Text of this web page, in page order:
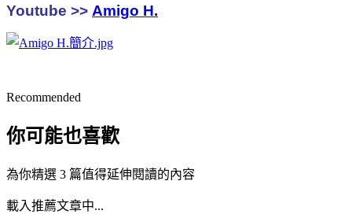
Youtube >> Amigo H.
Recommended
你可能也喜歡
為你精選 3 篇值得延伸閱讀的內容
載入推薦文章中...